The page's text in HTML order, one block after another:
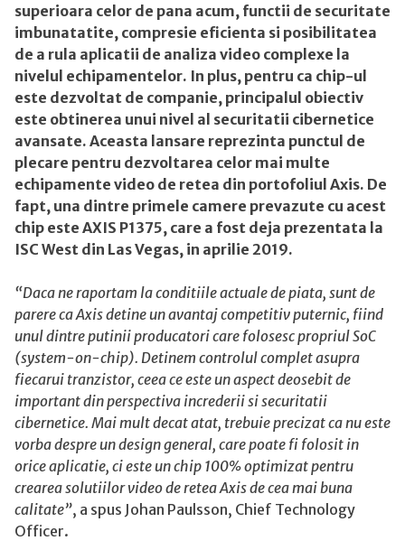
ului
Axis
ARTPEC
permite
dezvoltarea
camere
cu
capabilitati
extinse
superioara celor de pana acum, functii de securitate
imbunatatite, compresie eficienta si posibilitatea
de a rula aplicatii de analiza video complexe la
nivelul echipamentelor. In plus, pentru ca chip-ul
este dezvoltat de companie, principalul obiectiv
este obtinerea unui nivel al securitatii cibernetice
avansate. Aceasta lansare reprezinta punctul de
plecare pentru dezvoltarea celor mai multe
echipamente video de retea din portofoliul Axis. De
fapt, una dintre primele camere prevazute cu acest
chip este AXIS P1375, care a fost deja prezentata la
ISC West din Las Vegas, in aprilie 2019.
“Daca neraportam la conditiile actuale de piata, sunt de
parere ca Axis detine un avantaj competitiv puternic, fiind
unul dintre putinii producatori care folosesc propriul SoC
(system-on-chip). Detinem controlul complet asupra
fiecarui tranzistor, ceea ce este un aspect deosebit de
important din perspectiva increderii si securitatii
cibernetice. Mai mult decat atat, trebuie precizat ca nu este
vorba despre un design general, care poate fi folosit in
orice aplicatie, ci este un chip 100% optimizat pentru
crearea solutiilor video de retea Axis de cea mai buna
calitate”, a spus Johan Paulsson, Chief Technology
Officer.